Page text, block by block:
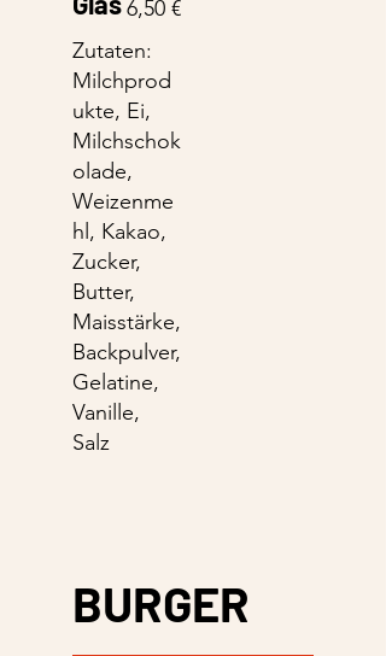
Zutaten:
Milchprod
ukte, Ei,
Milchschok
olade,
Weizenme
hl, Kakao,
Zucker,
Butter,
Maisstärke,
Backpulver,
Gelatine,
Vanille,
Salz
6,50 €
BURGER